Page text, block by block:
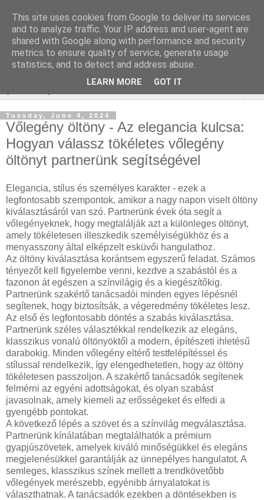
WordPress SEO
ügynökség
Tuesday, June 4, 2024
Vőlegény öltöny - Az elegancia kulcsa:
Hogyan válassz tökéletes vőlegény
öltönyt partnerünk segítségével
Elegancia, stílus és személyes karakter - ezek a
legfontosabb szempontok, amikor a nagy napon viselt öltöny
kiválasztásáról van szó. Partnerünk évek óta segít a
vőlegényeknek, hogy megtalálják azt a különleges öltönyt,
amely tökéletesen illeszkedik személyiségükhöz és a
menyasszony által elképzelt esküvői hangulathoz.
Az öltöny kiválasztása korántsem egyszerű feladat. Számos
tényezőt kell figyelembe venni, kezdve a szabástól és a
fazonon át egészen a színvilágig és a kiegészítőkig.
Partnerünk szakértő tanácsadói minden egyes lépésnél
segítenek, hogy biztosítsák, a végeredmény tökéletes lesz.
Az első és legfontosabb döntés a szabás kiválasztása.
Partnerünk széles választékkal rendelkezik az elegáns,
klasszikus vonalú öltönyöktől a modern, építészeti ihletésű
darabokig. Minden vőlegény eltérő testfelépítéssel és
stílussal rendelkezik, így elengedhetetlen, hogy az öltöny
tökéletesen passzoljon. A szakértő tanácsadók segítenek
felmérni az egyéni adottságokat, és olyan szabást
javasolnak, amely kiemeli az erősségeket és elfedi a
gyengébb pontokat.
A következő lépés a szövet és a színvilág megválasztása.
Partnerünk kínálatában megtalálhatók a prémium
gyapjúszövetek, amelyek kiváló minőségükkel és elegáns
megjelenésükkel garantálják az ünnepélyes hangulatot. A
semleges, klasszikus színek mellett a trendkövetőbb
vőlegények merészebb, egyénibb árnyalatokat is
választhatnak. A tanácsadók ezekben a döntésekben is
This site uses cookies from Google to deliver its services
and to analyze traffic. Your IP address and user-agent are
shared with Google along with performance and security
metrics to ensure quality of service, generate usage
statistics, and to detect and address abuse.
LEARN MORE GOT IT